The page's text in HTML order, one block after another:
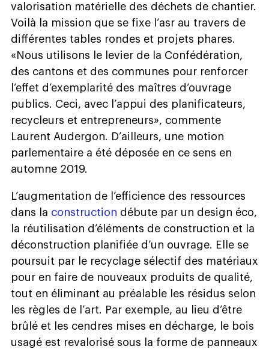
valorisation matérielle des déchets de chantier.
Voilà la mission que se fixe l’asr au travers de
différentes tables rondes et projets phares.
«Nous utilisons le levier de la Confédération,
des cantons et des communes pour renforcer
l’effet d’exemplarité des maîtres d’ouvrage
publics. Ceci, avec l’appui des planificateurs,
recycleurs et entrepreneurs», commente
Laurent Audergon. D’ailleurs, une motion
parlementaire a été déposée en ce sens en
automne 2019.
L’augmentation de l’efficience des ressources
dans la construction débute par un design éco,
la réutilisation d’éléments de construction et la
déconstruction planifiée d’un ouvrage. Elle se
poursuit par le recyclage sélectif des matériaux
pour en faire de nouveaux produits de qualité,
tout en éliminant au préalable les résidus selon
les règles de l’art. Par exemple, au lieu d’être
brûlé et les cendres mises en décharge, le bois
usagé est revalorisé sous la forme de panneaux